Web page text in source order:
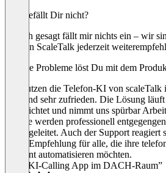
Was gefällt Dir nicht?
Ehrlich gesagt fällt mir nichts ein – wir
würden ScaleTalk jederzeit
Welche Probleme löst Du mit dem
Wir nutzen die Telefon-KI von scaleTalk
und sind sehr zufrieden. Die Lösung
eingerichtet und nimmt uns spürbar
Anrufe werden professionell
weitergeleitet. Auch der Support reagiert
Klare Empfehlung für alle, die ihre
effizient automatisieren möchten.
“DIE KI-Calling App im DACH-Raum”